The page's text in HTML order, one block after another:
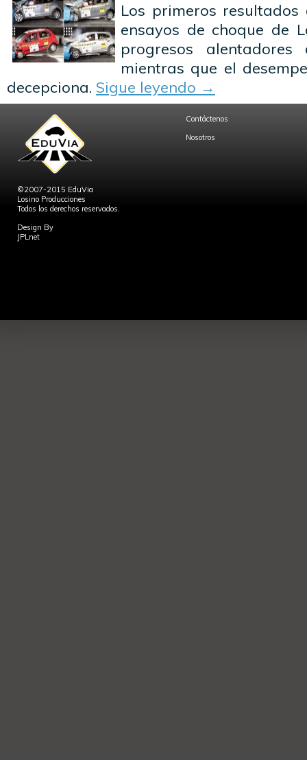
Los primeros
ensayos de choque de
progresos
mientras que el
decepciona. Sigue leyendo →
©2007-2015 EduVia
Losino Producciones
Todos los derechos reservados.
Design By
JPLnet
Contáctenos
Nosotros